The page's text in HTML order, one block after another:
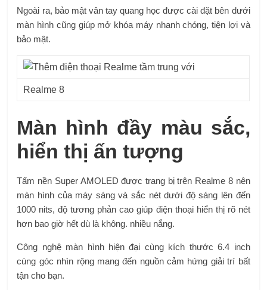
Ngoài ra, bảo mật vân tay quang học được cài đặt bên dưới
màn hình cũng giúp mở khóa máy nhanh chóng, tiện lợi và
bảo mật.
Realme 8
Màn hình đầy màu sắc,
hiển thị ấn tượng
Tấm nền Super AMOLED được trang bị trên Realme 8 nên
màn hình của máy sáng và sắc nét dưới độ sáng lên đến
1000 nits, độ tương phản cao giúp điện thoại hiển thị rõ nét
hơn bao giờ hết dù là không. nhiều nắng.
Công nghệ màn hình hiện đại cùng kích thước 6.4 inch
cùng góc nhìn rộng mang đến nguồn cảm hứng giải trí bất
tận cho bạn.